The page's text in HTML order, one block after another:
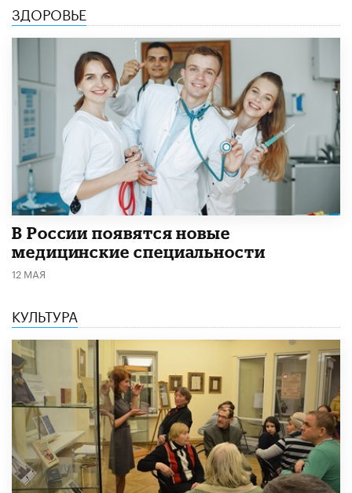
ЗДОРОВЬЕ
В России появятся новые
медицинские специальности
12 МАЯ
КУЛЬТУРА